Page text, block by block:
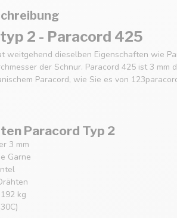
2 - Paracord 425
weitgehend dieselben Eigenschaften wie
der Schnur. Paracord 425 ist 3 mm
Paracord, wie Sie es von
Paracord Typ 2
3 mm
Garne
kg